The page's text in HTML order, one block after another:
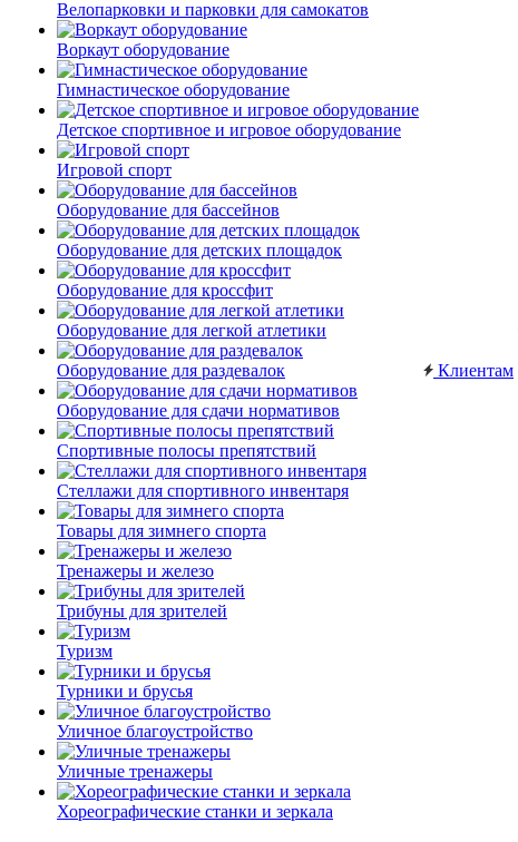
Велопарковки и парковки для самокатов
Воркаут оборудование
Гимнастическое оборудование
Детское спортивное и игровое оборудование
Игровой спорт
Оборудование для бассейнов
Оборудование для детских площадок
Оборудование для кроссфит
Оборудование для легкой атлетики
Оборудование для раздевалок
Оборудование для сдачи нормативов
Спортивные полосы препятствий
Стеллажи для спортивного инвентаря
Товары для зимнего спорта
Тренажеры и железо
Трибуны для зрителей
Туризм
Турники и брусья
Уличное благоустройство
Уличные тренажеры
Хореографические станки и зеркала
Клиентам